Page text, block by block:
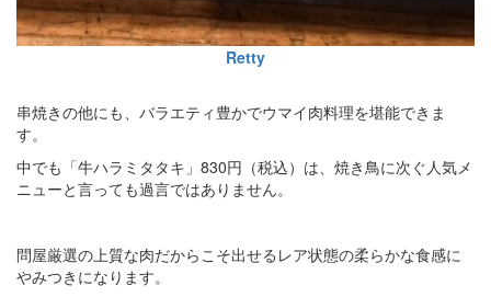
Retty
串焼きの他にも、バラエティ豊かでウマイ肉料理を堪能できま
す。
中でも「牛ハラミタタキ」830円（税込）は、焼き鳥に次ぐ人気メ
ニューと言っても過言ではありません。
問屋厳選の上質な肉だからこそ出せるレア状態の柔らかな食感に
やみつきになります。